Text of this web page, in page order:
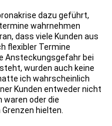
dazu geführt,
wahrnehmen
dass viele Kunden aus
flexibler Termine
Ansteckungsgefahr bei
wurden auch keine
ich wahrscheinlich
Kunden entweder nicht
oder die
hielten.